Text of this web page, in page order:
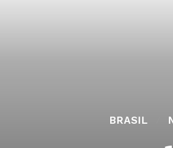
BRASIL